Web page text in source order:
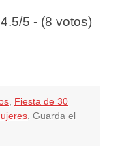
4.5/5 - (8 votos)
Fiesta de 30
. Guarda el